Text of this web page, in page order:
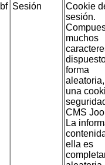
Sesión
Cookie
sesión.
muchos
forma
una
CMS
La
ella es